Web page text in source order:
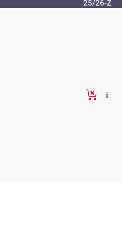
25/26-Z